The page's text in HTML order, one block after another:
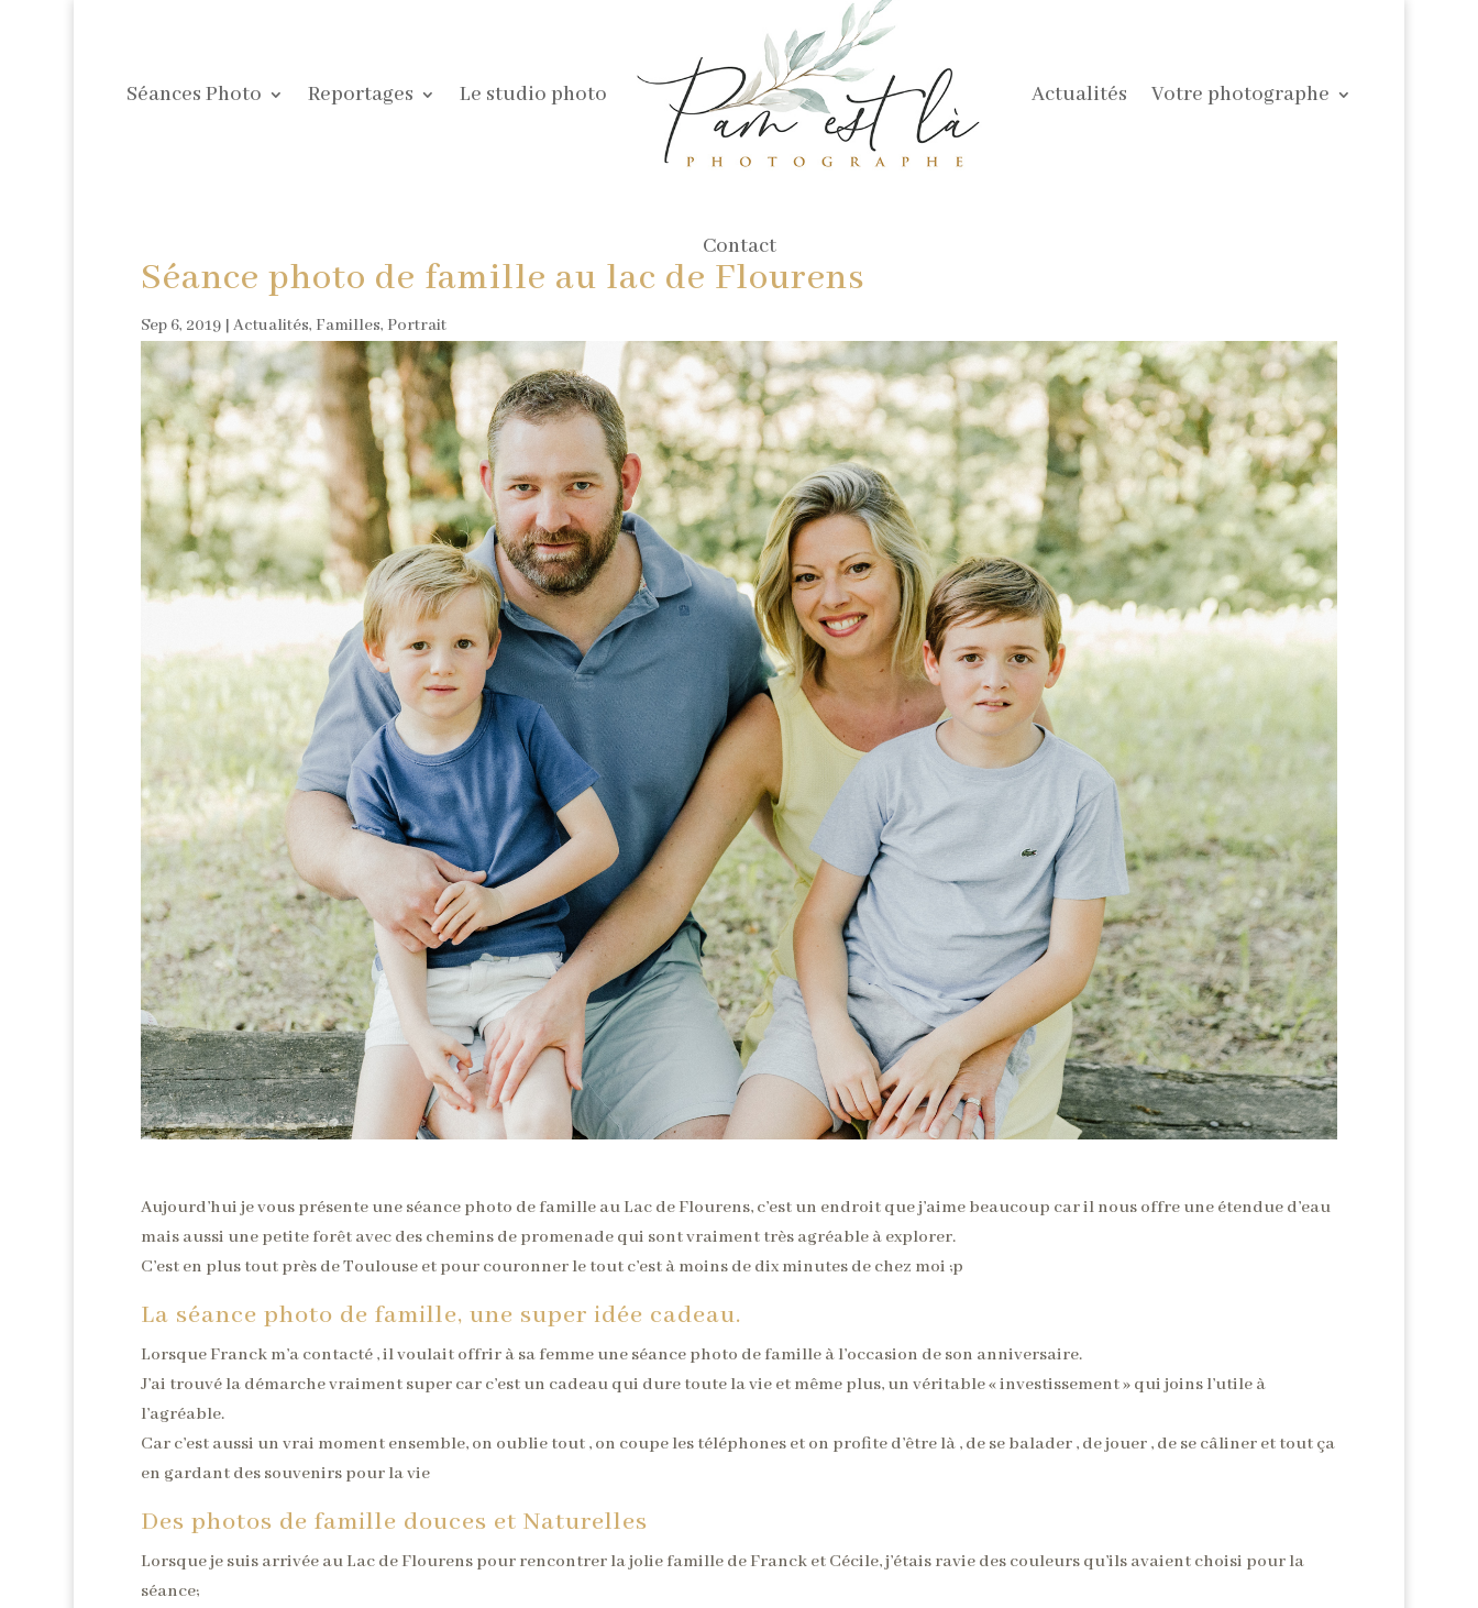
Séances Photo Reportages Le studio photo Actualités Votre photographe
Contact
Séance photo de famille au lac de Flourens
Sep 6, 2019| Actualités, Familles, Portrait
Aujourd’hui je vous présente une séance photo de famille au Lac de Flourens, c’est un endroit que j’aime beaucoup car il nous offre une étendue d’eau
mais aussi une petite forêt avec des chemins de promenade qui sont vraiment très agréable à explorer.
C’est en plus tout près de Toulouse et pour couronner le tout c’est à moins de dix minutes de chez moi ;p
La séance photo de famille, une super idée cadeau.
Lorsque Franck m’a contacté , il voulait offrir à sa femme une séance photo de famille à l’occasion de son anniversaire.
J’ai trouvé la démarche vraiment super car c’est un cadeau qui dure toute la vie et même plus, un véritable « investissement » qui joins l’utile à
l’agréable.
Car c’est aussi un vrai moment ensemble, on oublie tout , on coupe les téléphones et on profite d’être là , de se balader , de jouer , de se câliner et tout ça
en gardant des souvenirs pour la vie
Des photos de famille douces et Naturelles
Lorsque je suis arrivée au Lac de Flourens pour rencontrer la jolie famille de Franck et Cécile, j’étais ravie des couleurs qu’ils avaient choisi pour la
séance;